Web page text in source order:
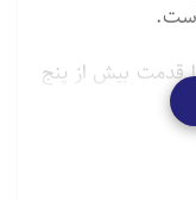
قدمت بیش از پنج
اصیل و ریشه‌دار
کتاب الهی را